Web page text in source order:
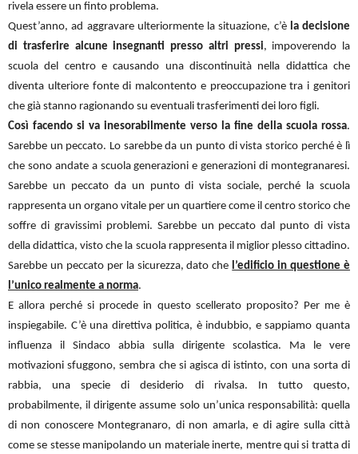
rivela essere un finto problema.
Quest’anno, ad aggravare ulteriormente la situazione, c’è la decisione
di trasferire alcune insegnanti presso altri pressi, impoverendo la
scuola del centro e causando una discontinuità nella didattica che
diventa ulteriore fonte di malcontento e preoccupazione tra i genitori
che già stanno ragionando su eventuali trasferimenti dei loro figli.
Così facendo si va inesorabilmente verso la fine della scuola rossa.
Sarebbe un peccato. Lo sarebbe da un punto di vista storico perché è lì
che sono andate a scuola generazioni e generazioni di montegranaresi.
Sarebbe un peccato da un punto di vista sociale, perché la scuola
rappresenta un organo vitale per un quartiere come il centro storico che
soffre di gravissimi problemi. Sarebbe un peccato dal punto di vista
della didattica, visto che la scuola rappresenta il miglior plesso cittadino.
Sarebbe un peccato per la sicurezza, dato che l’edificio in questione è
l’unico realmente a norma.
E allora perché si procede in questo scellerato proposito? Per me è
inspiegabile. C’è una direttiva politica, è indubbio, e sappiamo quanta
influenza il Sindaco abbia sulla dirigente scolastica. Ma le vere
motivazioni sfuggono, sembra che si agisca di istinto, con una sorta di
rabbia, una specie di desiderio di rivalsa. In tutto questo,
probabilmente, il dirigente assume solo un’unica responsabilità: quella
di non conoscere Montegranaro, di non amarla, e di agire sulla città
come se stesse manipolando un materiale inerte, mentre qui si tratta di